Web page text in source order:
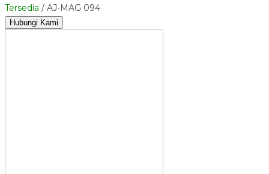
Tersedia / AJ-MAG 094
Hubungi Kami